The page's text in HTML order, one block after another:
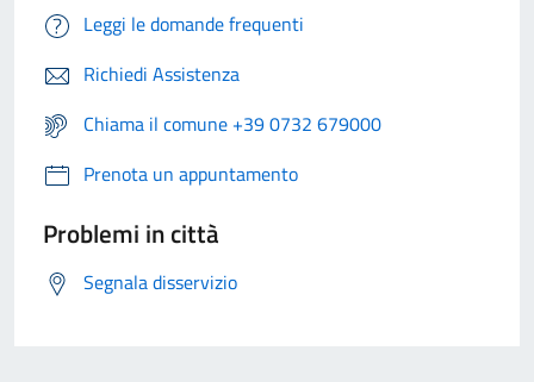
Leggi le domande frequenti
Richiedi Assistenza
Chiama il comune +39 0732 679000
Prenota un appuntamento
Problemi in città
Segnala disservizio